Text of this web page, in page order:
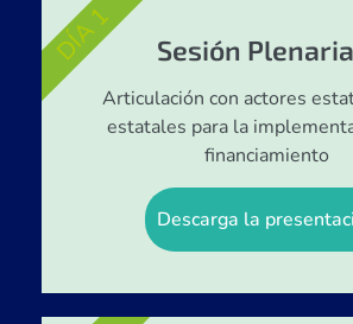
Sesión
Articulación con actores
estatales para la
financiamiento
Descarga la
DÍA 1